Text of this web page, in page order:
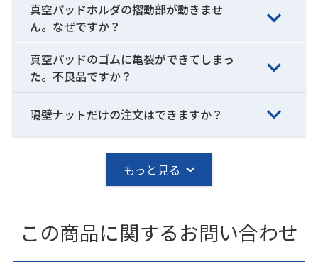
真空パッドホルダの摺動部が動きませ
ん。なぜですか？
真空パッドのゴムに亀裂ができてしまっ
た。不良品ですか？
隔壁ナットだけの注文はできますか？
もっと見る
この商品に関するお問い合わせ